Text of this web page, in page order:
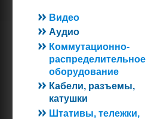
Видео
Аудио
Коммутационно-
распределительное
оборудование
Кабели, разъемы,
катушки
Штативы, тележки,